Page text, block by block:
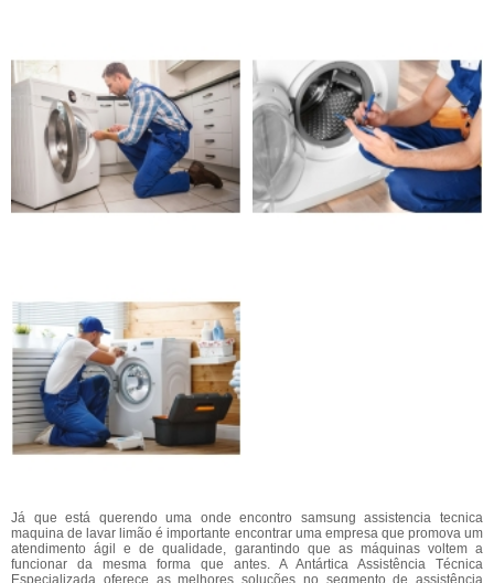
Já que está querendo uma onde encontro samsung assistencia tecnica
maquina de lavar limão é importante encontrar uma empresa que promova um
atendimento ágil e de qualidade, garantindo que as máquinas voltem a
funcionar da mesma forma que antes. A Antártica Assistência Técnica
Especializada oferece as melhores soluções no segmento de assistência